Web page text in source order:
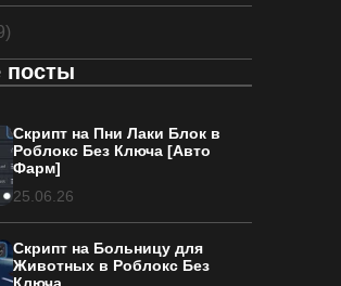
посты
Скрипт на Пни Лаки Блок в
Роблокс Без Ключа [Авто
Фарм]
25.06.26
Скрипт на Больницу для
Животных в Роблокс Без